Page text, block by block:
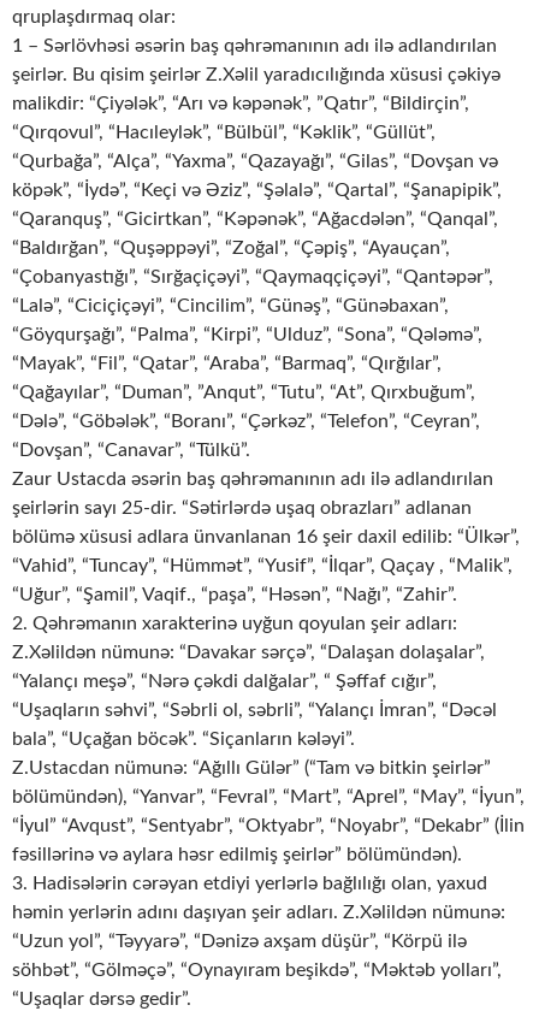
qruplaşdırmaq olar:
1 – Sərlövhəsi əsərin baş qəhrəmanının adı ilə adlandırılan
şeirlər. Bu qisim şeirlər Z.Xəlil yaradıcılığında xüsusi çəkiyə
malikdir: “Çiyələk”, “Arı və kəpənək”, ”Qatır”, “Bildirçin”,
“Qırqovul”, “Hacıleylək”, “Bülbül”, “Kəklik”, “Güllüt”,
“Qurbağa”, “Alça”, “Yaxma”, “Qazayağı”, “Gilas”, “Dovşan və
köpək”, “İydə”, “Keçi və Əziz”, “Şəlalə”, “Qartal”, “Şanapipik”,
“Qaranquş”, “Gicirtkan”, “Kəpənək”, “Ağacdələn”, “Qanqal”,
“Baldırğan”, “Quşəppəyi”, “Zoğal”, “Çəpiş”, “Ayauçan”,
“Çobanyastığı”, “Sırğaçiçəyi”, “Qaymaqçiçəyi”, “Qantəpər”,
“Lalə”, “Ciciçiçəyi”, “Cincilim”, “Günəş”, “Günəbaxan”,
“Göyqurşağı”, “Palma”, “Kirpi”, “Ulduz”, “Sona”, “Qələmə”,
“Mayak”, “Fil”, “Qatar”, “Araba”, “Barmaq”, “Qırğılar”,
“Qağayılar”, “Duman”, ”Anqut”, “Tutu”, “At”, Qırxbuğum”,
“Dələ”, “Göbələk”, “Boranı”, “Çərkəz”, “Telefon”, “Ceyran”,
“Dovşan”, “Canavar”, “Tülkü”.
Zaur Ustacda əsərin baş qəhrəmanının adı ilə adlandırılan
şeirlərin sayı 25-dir. “Sətirlərdə uşaq obrazları” adlanan
bölümə xüsusi adlara ünvanlanan 16 şeir daxil edilib: “Ülkər”,
“Vahid”, “Tuncay”, “Hümmət”, “Yusif”, “İlqar”, Qaçay , “Malik”,
“Uğur”, “Şamil”, Vaqif., “paşa”, “Həsən”, “Nağı”, “Zahir”.
2. Qəhrəmanın xarakterinə uyğun qoyulan şeir adları:
Z.Xəlildən nümunə: “Davakar sərçə”, “Dalaşan dolaşalar”,
“Yalançı meşə”, “Nərə çəkdi dalğalar”, “ Şəffaf cığır”,
“Uşaqların səhvi”, “Səbrli ol, səbrli”, “Yalançı İmran”, “Dəcəl
bala”, “Uçağan böcək”. “Siçanların kələyi”.
Z.Ustacdan nümunə: “Ağıllı Gülər” (“Tam və bitkin şeirlər”
bölümündən), “Yanvar”, “Fevral”, “Mart”, “Aprel”, “May”, “İyun”,
“İyul” “Avqust”, “Sentyabr”, “Oktyabr”, “Noyabr”, “Dekabr” (İlin
fəsillərinə və aylara həsr edilmiş şeirlər” bölümündən).
3. Hadisələrin cərəyan etdiyi yerlərlə bağlılığı olan, yaxud
həmin yerlərin adını daşıyan şeir adları. Z.Xəlildən nümunə:
“Uzun yol”, “Təyyarə”, “Dənizə axşam düşür”, “Körpü ilə
söhbət”, “Gölməçə”, “Oynayıram beşikdə”, “Məktəb yolları”,
“Uşaqlar dərsə gedir”.